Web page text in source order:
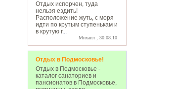
Отдых испорчен, туда
нельзя ездить!
Расположение жуть, с моря
идти по крутым ступенькам и
в крутую г...
Михаил , 30.08.10
Отдых в Подмосковье!
Отдых в Подмосковье -
каталог санаториев и
пансионатов в Подмосковье,